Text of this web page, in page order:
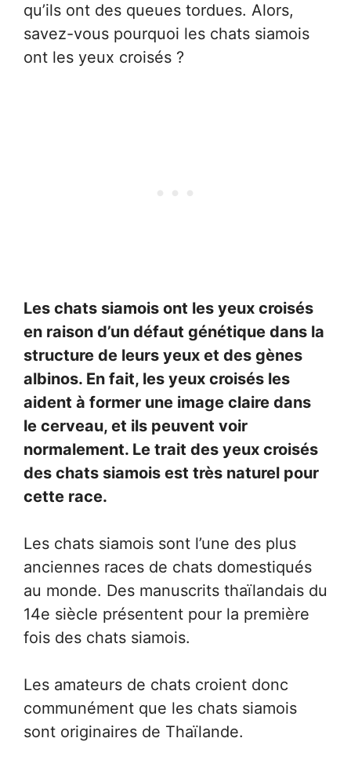
qu’ils ont des queues tordues. Alors,
savez-vous pourquoi les chats siamois
ont les yeux croisés ?
Les chats siamois ont les yeux croisés
en raison d’un défaut génétique dans la
structure de leurs yeux et des gènes
albinos. En fait, les yeux croisés les
aident à former une image claire dans
le cerveau, et ils peuvent voir
normalement. Le trait des yeux croisés
des chats siamois est très naturel pour
cette race.
Les chats siamois sont l’une des plus
anciennes races de chats domestiqués
au monde. Des manuscrits thaïlandais du
14e siècle présentent pour la première
fois des chats siamois.
Les amateurs de chats croient donc
communément que les chats siamois
sont originaires de Thaïlande.